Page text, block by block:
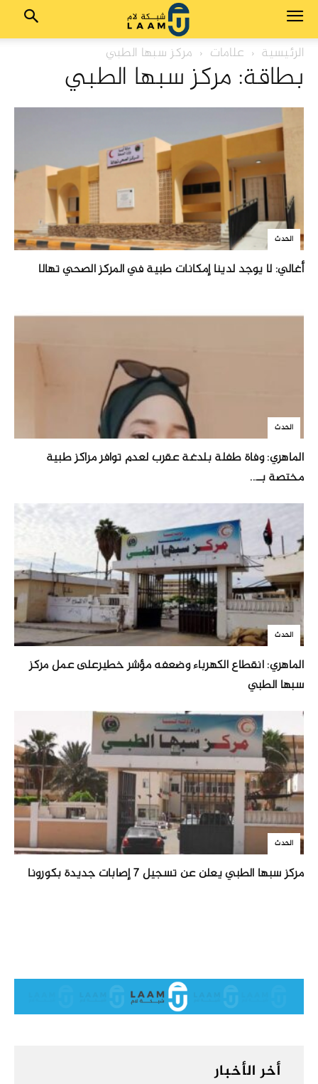
الرئيسية علامات مركز سبها الطبي
بطاقة: مركز سبها الطبي
الحدث
أغالي: لا يوجد لدينا إمكانات طبية في المركز الصحي تهالا
الحدث
الماهري: وفاة طفلة بلدغة عقرب لعدم توافر مراكز طبية
مختصة بـ...
الحدث
الماهري: انقطاع الكهرباء وضعفه مؤشر خطيرعلى عمل مركز
سبها الطبي
الحدث
مركز سبها الطبي يعلن عن تسجيل 7 إصابات جديدة بكورونا
أخر الأخبار